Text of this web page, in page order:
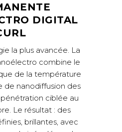
DIGITAL
la plus avancée. La
combine le
de la température
de nanodiffusion des
ciblée au
Le résultat : des
brillantes, avec